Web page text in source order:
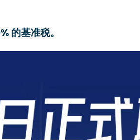
的基准税。